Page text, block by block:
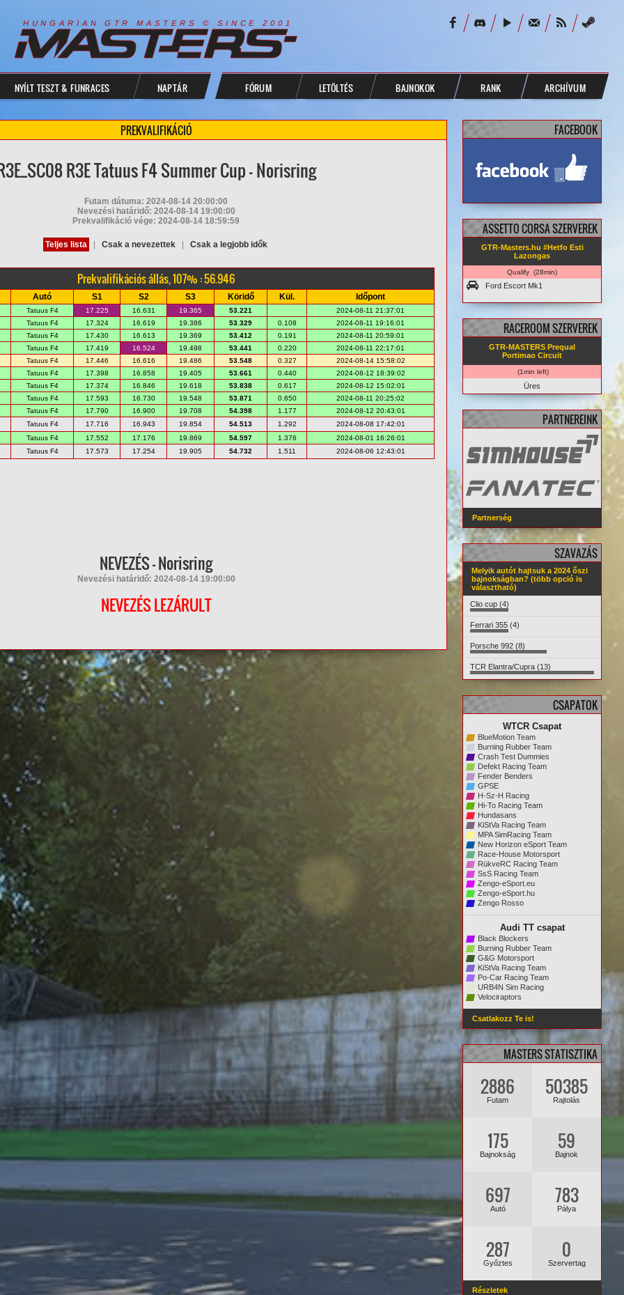
H U N G A R I A N G T R M A S T E R S © S I N C E 2 0 0 1
NYÍLT TESZT & FUNRACES NAPTÁR FÓRUM LETÖLTÉS BAJNOKOK RANK ARCHÍVUM
PREKVALIFIKÁCIÓ
R3E Tatuus F4 Summer Cup - Norisring
Futam dátuma: 2024-08-14 20:00:00
Nevezési határidő: 2024-08-14 19:00:00
Prekvalifikáció vége: 2024-08-14 18:59:59
Teljes lista Csak a nevezettek Csak a legjobb idők
Prekvalifikációs állás, 107% : 56.946
Autó S1 S2 S3 Köridő Kül. Időpont
Tatuus F4 17.225 16.631 19.365 53.221
2024-08-11 21:37:01
Tatuus F4 17.324 16.619 19.386 53.329 0.108
2024-08-11 19:16:01
Tatuus F4 17.430 16.613 19.369 53.412 0.191
2024-08-11 20:59:01
Tatuus F4 17.419 16.524 19.498 53.441 0.220
2024-08-11 22:17:01
Tatuus F4 17.446 16.616 19.486 53.548 0.327
2024-08-14 15:58:02
Tatuus F4 17.398 16.858 19.405 53.661 0.440
2024-08-12 18:39:02
Tatuus F4 17.374 16.846 19.618 53.838 0.617
2024-08-12 15:02:01
Tatuus F4 17.593 16.730 19.548 53.871 0.650
2024-08-11 20:25:02
Tatuus F4 17.790 16.900 19.708 54.398 1.177
2024-08-12 20:43:01
Tatuus F4 17.716 16.943 19.854 54.513 1.292
2024-08-08 17:42:01
Tatuus F4 17.552 17.176 19.869 54.597 1.376
2024-08-01 16:26:01
Tatuus F4 17.573 17.254 19.905 54.732 1.511 2024-08-06 12:43:01
NEVEZÉS - Norisring
Nevezési határidő: 2024-08-14 19:00:00
NEVEZÉS LEZÁRULT
FACEBOOK
ASSETTO CORSA SZERVEREK
GTR-Masters.hu #Hetfo Esti
Lazongas
Qualify (28min)
Ford Escort Mk1
RACEROOM SZERVEREK
GTR-MASTERS Prequal
Portimao Circuit
(1min left)
Üres
PARTNEREINK
Partnerség
SZAVAZÁS
Melyik autót hajtsuk a 2024 őszi
bajnokságban? (több opció is
választható)
Clio cup (4)
Ferrari 355 (4)
Porsche 992 (8)
TCR Elantra/Cupra (13)
CSAPATOK
WTCR Csapat
BlueMotion Team
Burning Rubber Team
Crash Test Dummies
Defekt Racing Team
Fender Benders
GPSE
H-Sz-H Racing
Hi-To Racing Team
Hundasans
KiStVa Racing Team
MPA SimRacing Team
New Horizon eSport Team
Race-House Motorsport
RükveRC Racing Team
SsS Racing Team
Zengo-eSport.eu
Zengo-eSport.hu
Zengo Rosso
Audi TT csapat
Black Blockers
Burning Rubber Team
G&G Motorsport
KiStVa Racing Team
Po-Car Racing Team
URB4N Sim Racing
Velociraptors
Csatlakozz Te is!
MASTERS STATISZTIKA
2886
Futam
50385
Rajtolás
175
Bajnokság
59
Bajnok
697
Autó
783
Pálya
287
Győztes
0
Szervertag
Részletek